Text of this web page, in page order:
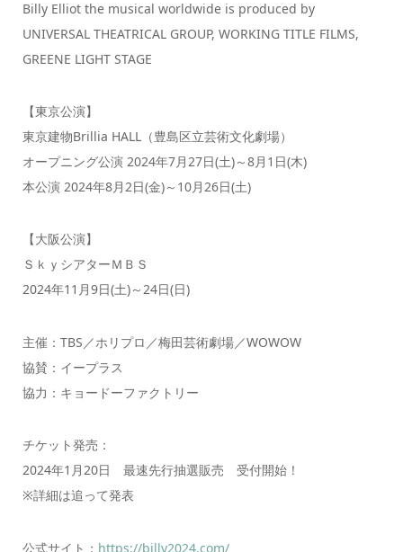
Billy Elliot the musical worldwide is produced by
UNIVERSAL THEATRICAL GROUP, WORKING TITLE FILMS,
GREENE LIGHT STAGE
【東京公演】
東京建物Brillia HALL（豊島区立芸術文化劇場）
オープニング公演 2024年7月27日(土)～8月1日(木)
本公演 2024年8月2日(金)～10月26日(土)
【大阪公演】
ＳｋｙシアターＭＢＳ
2024年11月9日(土)～24日(日)
主催：TBS／ホリプロ／梅田芸術劇場／WOWOW
協賛：イープラス
協力：キョードーファクトリー
チケット発売：
2024年1月20日 最速先行抽選販売 受付開始！
※詳細は追って発表
公式サイト： https://billy2024.com/